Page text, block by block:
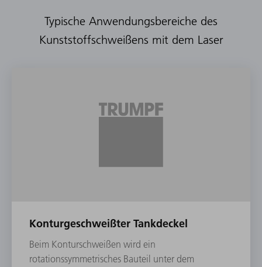
Typische Anwendungsbereiche des
Kunststoffschweißens mit dem Laser
Konturgeschweißter Tankdeckel
Beim Konturschweißen wird ein
rotationssymmetrisches Bauteil unter dem